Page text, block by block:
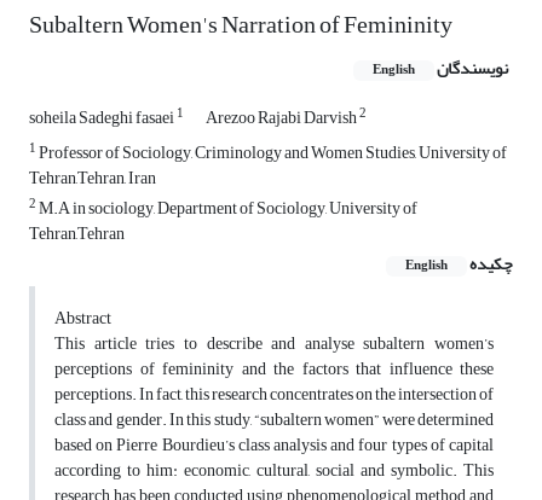
Subaltern Women's Narration of Femininity
نویسندگان English
soheila Sadeghi fasaei1 Arezoo Rajabi Darvish2
1Professor of Sociology, Criminology and Women Studies, University of
Tehran,Tehran, Iran
2M.A in sociology, Department of Sociology, University of
Tehran,Tehran
چکیده
English
Abstract
This article tries to describe and analyse subaltern women’s
perceptions of femininity and the factors that influence these
perceptions. In fact, this research concentrates on the intersection of
class and gender. In this study, “subaltern women” were determined
based on Pierre Bourdieu’s class analysis and four types of capital
according to him: economic, cultural, social and symbolic. This